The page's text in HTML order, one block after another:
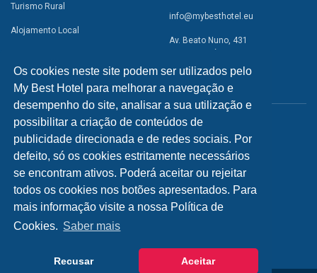
Os cookies neste site podem ser utilizados pelo
My Best Hotel para melhorar a navegação e
desempenho do site, analisar a sua utilização e
possibilitar a criação de conteúdos de
publicidade direcionada e de redes sociais. Por
defeito, só os cookies estritamente necessários
se encontram ativos. Poderá aceitar ou rejeitar
todos os cookies nos botões apresentados. Para
mais informação visite a nossa Política de
Cookies. Saber mais
Recusar Aceitar
Turismo Rural
Alojamento Local
Campismo
Atividades
Restaurantes
A Visitar
INFORMAÇÕES
Política de Privacidade
info@mybesthotel.eu
Av. Beato Nuno, 431
2495-401 Fátima
REDES SOCIAIS